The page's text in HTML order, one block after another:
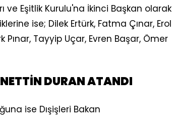
ve Eşitlik Kurulu'na İkinci Başkan olarak
ise; Dilek Ertürk, Fatma Çınar, Erol
Tayyip Uçar, Evren Başar, Ömer
DURAN ATANDI
ise Dışişleri Bakan